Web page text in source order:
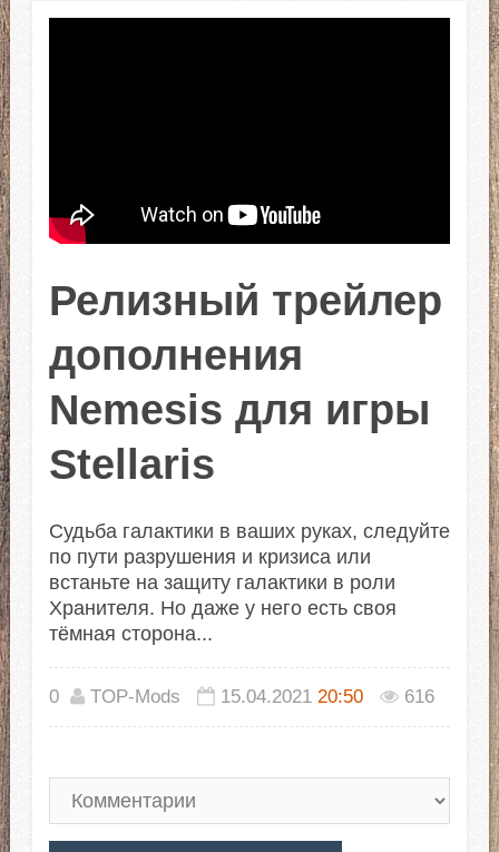
Релизный трейлер
дополнения
Nemesis для игры
Stellaris
Судьба галактики в ваших руках, следуйте
по пути разрушения и кризиса или
встаньте на защиту галактики в роли
Хранителя. Но даже у него есть своя
тёмная сторона...
TOP-Mods 15.04.2021 20:50 616
0